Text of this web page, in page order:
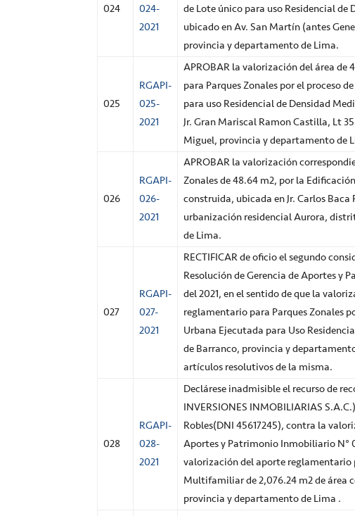
024
024-
2021
de Lote único para uso Residencial de
ubicado en Av. San Martín (antes
provincia y departamento de Lima.
025
RGAPI-
025-
2021
APROBAR la valorización del área
para Parques Zonales por el proceso
para uso Residencial de Densidad
Jr. Gran Mariscal Ramon Castilla, Lt
Miguel, provincia y departamento de
026
RGAPI-
026-
2021
APROBAR la valorización
Zonales de 48.64 m2, por la
construida, ubicada en Jr. Carlos Baca
urbanización residencial Aurora,
de Lima.
027
RGAPI-
027-
2021
RECTIFICAR de oficio el segundo
Resolución de Gerencia de Aportes y
del 2021, en el sentido de que la
reglamentario para Parques Zonales
Urbana Ejecutada para Uso
de Barranco, provincia y
artículos resolutivos de la misma.
028
RGAPI-
028-
2021
Declárese inadmisible el recurso de
INVERSIONES INMOBILIARIAS
Robles(DNI 45617245), contra la
Aportes y Patrimonio Inmobiliario N°
valorización del aporte reglamentario
Multifamiliar de 2,076.24 m2 de área
provincia y departamento de Lima .